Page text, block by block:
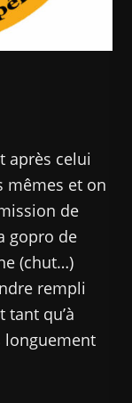
après celui
mêmes et on
de
gopro de
(chut…)
rempli
tant qu’à
longuement